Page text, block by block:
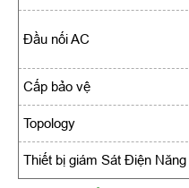
Đầu nối AC
Cấp bảo vệ
Topology
Thiết bị giám Sát Điện Năng